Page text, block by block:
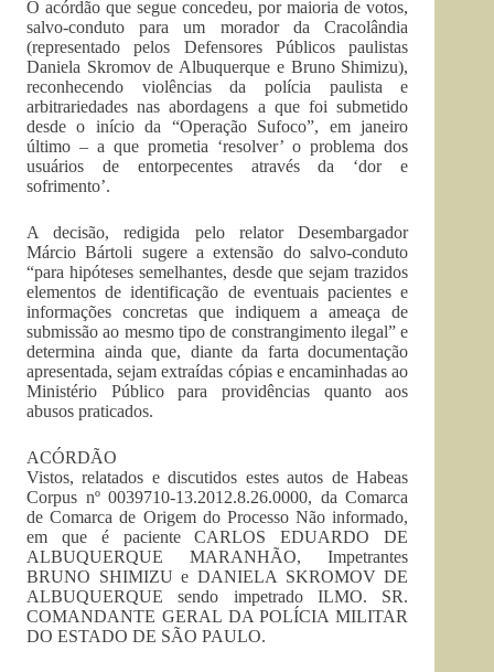
O acórdão que segue concedeu, por maioria de votos,
salvo-conduto para um morador da Cracolândia
(representado pelos Defensores Públicos paulistas
Daniela Skromov de Albuquerque e Bruno Shimizu),
reconhecendo violências da polícia paulista e
arbitrariedades nas abordagens a que foi submetido
desde o início da “Operação Sufoco”, em janeiro
último – a que prometia ‘resolver’ o problema dos
usuários de entorpecentes através da ‘dor e
sofrimento’.
A decisão, redigida pelo relator Desembargador
Márcio Bártoli sugere a extensão do salvo-conduto
“para hipóteses semelhantes, desde que sejam trazidos
elementos de identificação de eventuais pacientes e
informações concretas que indiquem a ameaça de
submissão ao mesmo tipo de constrangimento ilegal” e
determina ainda que, diante da farta documentação
apresentada, sejam extraídas cópias e encaminhadas ao
Ministério Público para providências quanto aos
abusos praticados.
ACÓRDÃO
Vistos, relatados e discutidos estes autos de Habeas
Corpus nº 0039710-13.2012.8.26.0000, da Comarca
de Comarca de Origem do Processo Não informado,
em que é paciente CARLOS EDUARDO DE
ALBUQUERQUE MARANHÃO, Impetrantes
BRUNO SHIMIZU e DANIELA SKROMOV DE
ALBUQUERQUE sendo impetrado ILMO. SR.
COMANDANTE GERAL DA POLÍCIA MILITAR
DO ESTADO DE SÃO PAULO.